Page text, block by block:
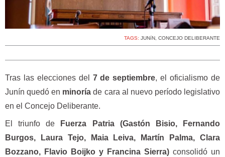
TAGS: JUNíN, CONCEJO DELIBERANTE
Tras las elecciones del 7 de septiembre, el oficialismo de
Junín quedó en minoría de cara al nuevo período legislativo
en el Concejo Deliberante.
El triunfo de
Fuerza Patria (Gastón Bisio, Fernando
Burgos, Laura Tejo, Maia Leiva, Martín Palma, Clara
Bozzano, Flavio Boijko y Francina Sierra) consolidó un